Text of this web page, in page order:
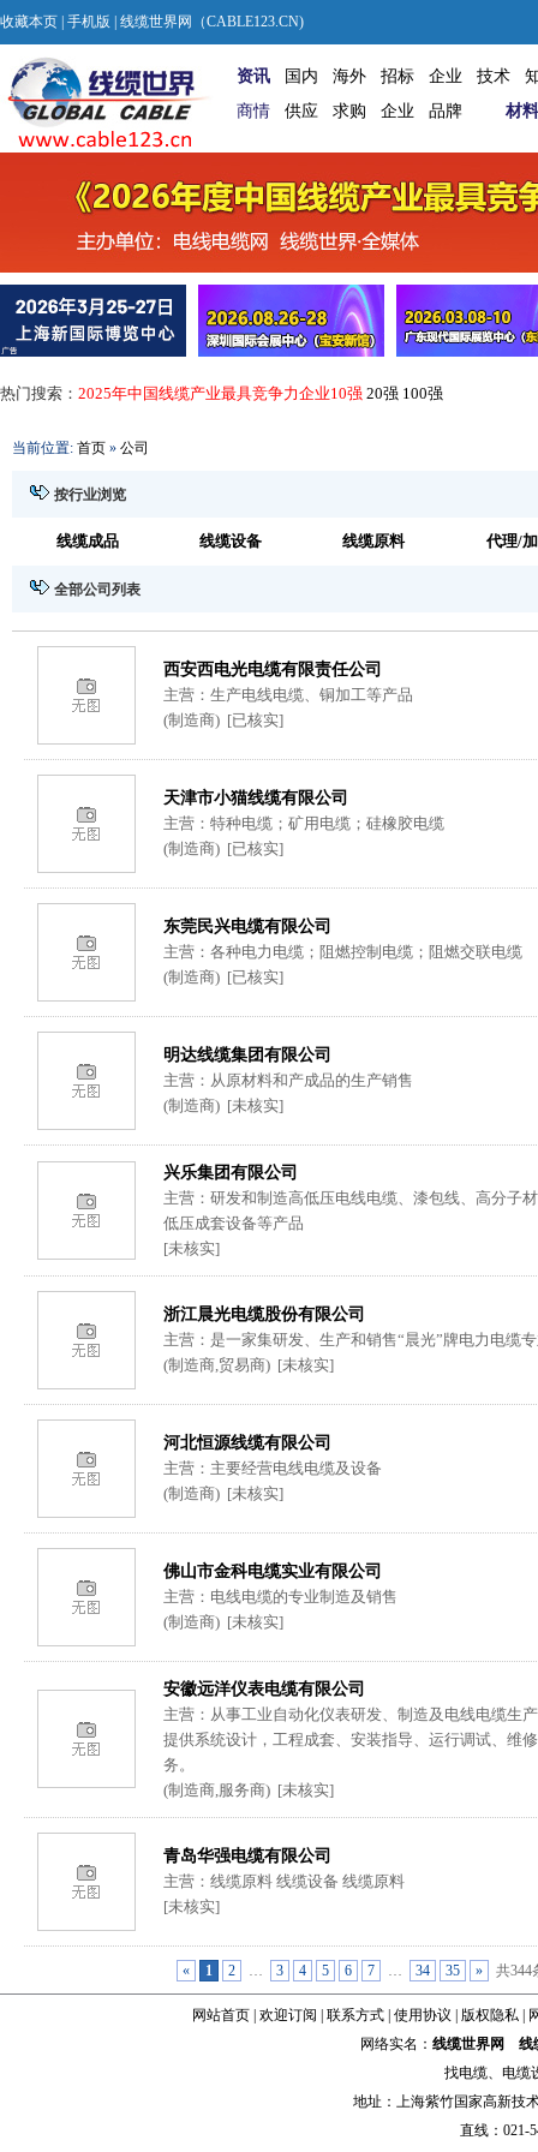
收藏本页 手机版 | 线缆世界网（CABLE123.CN)
资讯 国内 海外 招标 企业 技术
商情
供应 求购 企业 品牌 材料
热门搜索： 2025年中国线缆产业最具竞争力企业10强 20强 100强
当前位置: 首页 » 公司
按行业浏览
线缆成品 线缆设备 线缆原料 代理/
全部公司列表
西安西电光电缆有限责任公司
主营：生产电线电缆、铜加工等产品
(制造商) [已核实]
天津市小猫线缆有限公司
主营：特种电缆；矿用电缆；硅橡胶电缆
(制造商) [已核实]
东莞民兴电缆有限公司
主营：各种电力电缆；阻燃控制电缆；阻燃交联电缆
(制造商) [已核实]
明达线缆集团有限公司
主营：从原材料和产成品的生产销售
(制造商) [未核实]
兴乐集团有限公司
主营：研发和制造高低压电线电缆、漆包线、高分子
低压成套设备等产品
[未核实]
浙江晨光电缆股份有限公司
主营：是一家集研发、生产和销售“晨光”牌电力电缆
(制造商,贸易商) [未核实]
河北恒源线缆有限公司
主营：主要经营电线电缆及设备
(制造商) [未核实]
佛山市金科电缆实业有限公司
主营：电线电缆的专业制造及销售
(制造商) [未核实]
安徽远洋仪表电缆有限公司
主营：从事工业自动化仪表研发、制造及电线电缆生
提供系统设计，工程成套、安装指导、运行调试、维
务。
(制造商,服务商) [未核实]
青岛华强电缆有限公司
主营：线缆原料 线缆设备 线缆原料
[未核实]
« 1 2 … 3 4 5 6 7 … 34 35 » 共344
网站首页| 欢迎订阅 联系方式| 使用协议 版权隐私|
网络实名： 线缆世界网
线
找电缆、 电缆
地址：上海紫竹国家高新技
直线：021-